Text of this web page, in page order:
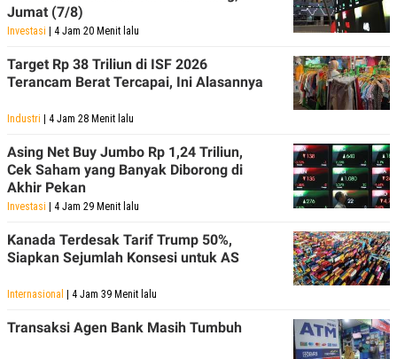
Jumat (7/8)
Investasi | 4 Jam 20 Menit lalu
Target Rp 38 Triliun di ISF 2026
Terancam Berat Tercapai, Ini Alasannya
Industri | 4 Jam 28 Menit lalu
Asing Net Buy Jumbo Rp 1,24 Triliun,
Cek Saham yang Banyak Diborong di
Akhir Pekan
Investasi | 4 Jam 29 Menit lalu
Kanada Terdesak Tarif Trump 50%,
Siapkan Sejumlah Konsesi untuk AS
Internasional | 4 Jam 39 Menit lalu
Transaksi Agen Bank Masih Tumbuh